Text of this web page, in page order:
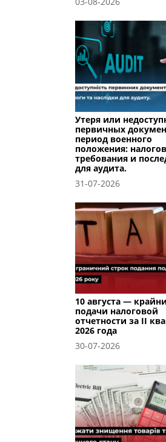
Утеря или
первичных
период военного
положения:
требования и
для аудита.
31-07-2026
10 августа —
подачи налоговой
отчетности за II
2026 года
30-07-2026